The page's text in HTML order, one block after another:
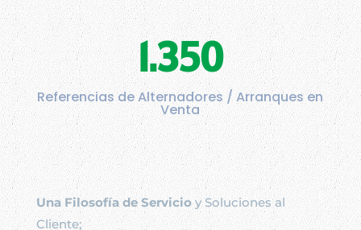
1.350
Referencias de Alternadores / Arranques en
Venta
Una Filosofía de Servicioy Soluciones al
Cliente;